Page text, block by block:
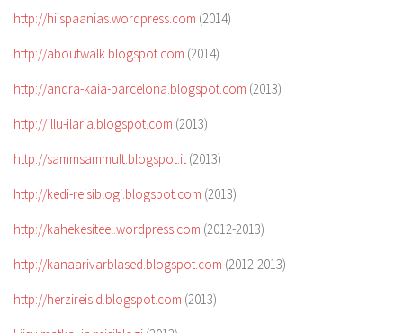
http://hiispaanias.wordpress.com (2014)
http://aboutwalk.blogspot.com (2014)
http://andra-kaia-barcelona.blogspot.com (2013)
http://illu-ilaria.blogspot.com (2013)
http://sammsammult.blogspot.it (2013)
http://kedi-reisiblogi.blogspot.com (2013)
http://kahekesiteel.wordpress.com (2012-2013)
http://kanaarivarblased.blogspot.com (2012-2013)
http://herzireisid.blogspot.com (2013)